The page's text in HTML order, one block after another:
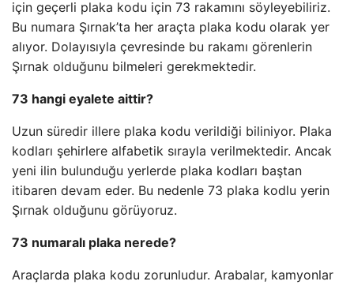
için geçerli plaka kodu için 73 rakamını söyleyebiliriz.
Bu numara Şırnak’ta her araçta plaka kodu olarak yer
alıyor. Dolayısıyla çevresinde bu rakamı görenlerin
Şırnak olduğunu bilmeleri gerekmektedir.
73 hangi eyalete aittir?
Uzun süredir illere plaka kodu verildiği biliniyor. Plaka
kodları şehirlere alfabetik sırayla verilmektedir. Ancak
yeni ilin bulunduğu yerlerde plaka kodları baştan
itibaren devam eder. Bu nedenle 73 plaka kodlu yerin
Şırnak olduğunu görüyoruz.
73 numaralı plaka nerede?
Araçlarda plaka kodu zorunludur. Arabalar, kamyonlar